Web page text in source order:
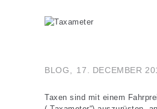
BLOG 17. DECEMBER
Taxen sind mit einem